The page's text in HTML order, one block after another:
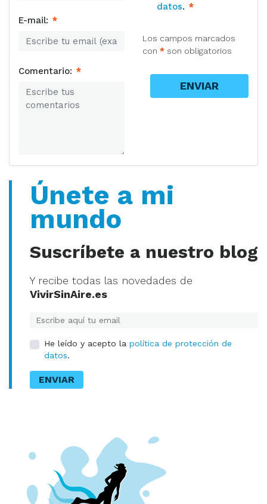
E-mail: *
Comentario: *
datos. *
Los campos marcados
con * son obligatorios
ENVIAR
Únete a mi
mundo
Suscríbete a nuestro blog
Y recibe todas las novedades de
VivirSinAire.es
E-mail
He leído y acepto la política de protección de
datos.
ENVIAR